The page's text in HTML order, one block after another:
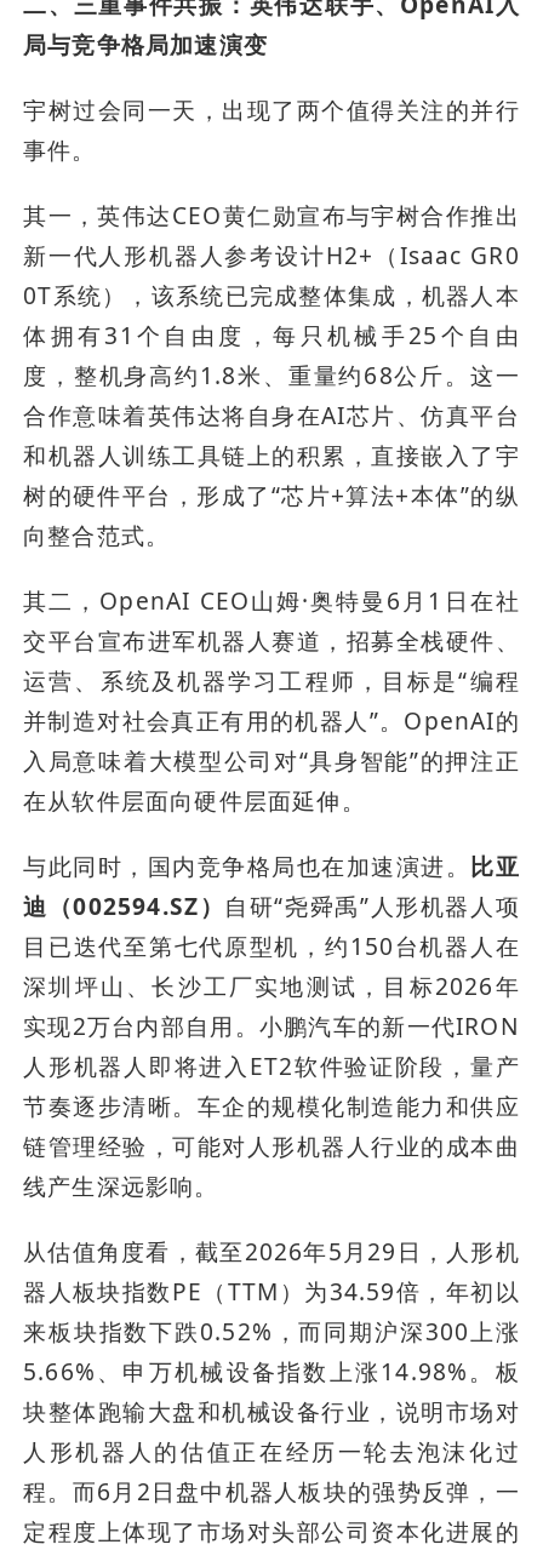
局与竞争格局加速演变
宇树过会同一天，出现了两个值得关注的并行
事件。
其一，英伟达CEO黄仁勋宣布与宇树合作推出
新一代人形机器人参考设计H2+（Isaac GR0
0T系统），该系统已完成整体集成，机器人本
体拥有31个自由度，每只机械手25个自由
度，整机身高约1.8米、重量约68公斤。这一
合作意味着英伟达将自身在AI芯片、仿真平台
和机器人训练工具链上的积累，直接嵌入了宇
树的硬件平台，形成了“芯片+算法+本体”的纵
向整合范式。
其二，OpenAI CEO山姆·奥特曼6月1日在社
交平台宣布进军机器人赛道，招募全栈硬件、
运营、系统及机器学习工程师，目标是“编程
并制造对社会真正有用的机器人”。OpenAI的
入局意味着大模型公司对“具身智能”的押注正
在从软件层面向硬件层面延伸。
与此同时，国内竞争格局也在加速演进。 比亚
迪（002594.SZ） 自研“尧舜禹”人形机器人项
目已迭代至第七代原型机，约150台机器人在
深圳坪山、长沙工厂实地测试，目标2026年
实现2万台内部自用。小鹏汽车的新一代IRON
人形机器人即将进入ET2软件验证阶段，量产
节奏逐步清晰。车企的规模化制造能力和供应
链管理经验，可能对人形机器人行业的成本曲
线产生深远影响。
从估值角度看，截至2026年5月29日，人形机
器人板块指数PE（TTM）为34.59倍，年初以
来板块指数下跌0.52%，而同期沪深300上涨
5.66%、申万机械设备指数上涨14.98%。板
块整体跑输大盘和机械设备行业，说明市场对
人形机器人的估值正在经历一轮去泡沫化过
程。而6月2日盘中机器人板块的强势反弹，一
定程度上体现了市场对头部公司资本化进展的